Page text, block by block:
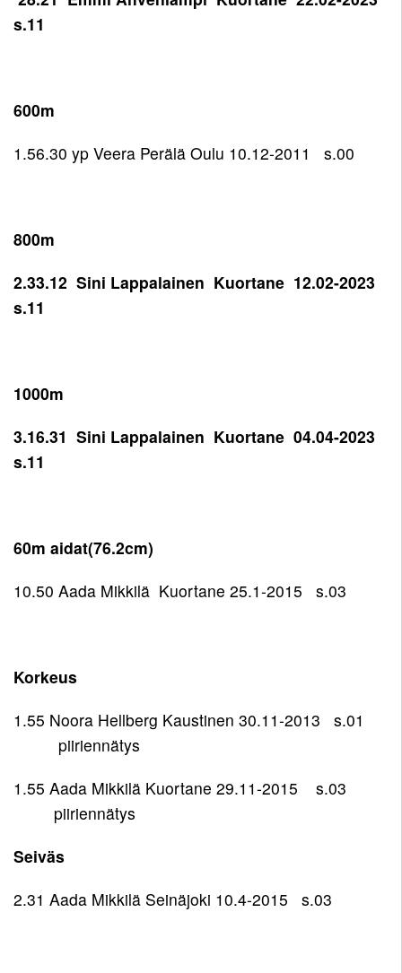
s.11
600m
1.56.30 yp Veera Perälä Oulu 10.12-2011 s.00
800m
2.33.12 Sini Lappalainen Kuortane 12.02-2023
s.11
1000m
3.16.31 Sini Lappalainen Kuortane 04.04-2023
s.11
60m aidat(76.2cm)
10.50 Aada Mikkilä Kuortane 25.1-2015 s.03
Korkeus
1.55 Noora Hellberg Kaustinen 30.11-2013 s.01
piiriennätys
1.55 Aada Mikkilä Kuortane 29.11-2015 s.03
piiriennätys
Seiväs
2.31 Aada Mikkilä Seinäjoki 10.4-2015 s.03